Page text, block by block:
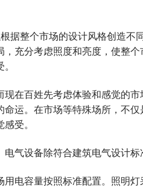
整个市场的设计风格创造不
充分考虑照度和亮度，使整
百姓先考虑体验和感觉的市
运。在市场等特殊场所，不
受。
设备除符合建筑电气设计标
容量按照标准配置。照明灯